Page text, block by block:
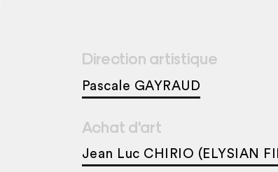
Direction artistique
Pascale GAYRAUD
Achat d'art
Jean Luc CHIRIO (ELYSIAN